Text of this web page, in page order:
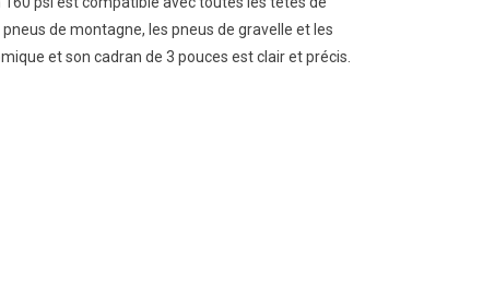
de montagne, les pneus de gravelle et les
et son cadran de 3 pouces est clair et précis.